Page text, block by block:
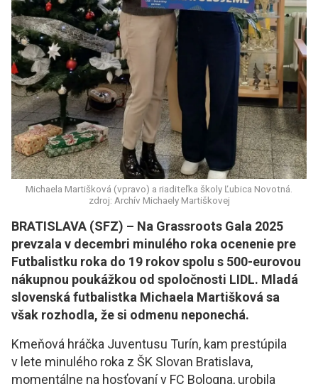
Michaela Martišková (vpravo) a riaditeľka školy Ľubica Novotná.
zdroj: Archív Michaely Martiškovej
BRATISLAVA (SFZ) – Na Grassroots Gala 2025
prevzala v decembri minulého roka ocenenie pre
Futbalistku roka do 19 rokov spolu s 500-eurovou
nákupnou poukážkou od spoločnosti LIDL. Mladá
slovenská futbalistka Michaela Martišková sa
však rozhodla, že si odmenu neponechá.
Kmeňová hráčka Juventusu Turín, kam prestúpila
v lete minulého roka z ŠK Slovan Bratislava,
momentálne na hosťovaní v FC Bologna, urobila